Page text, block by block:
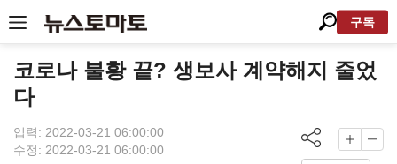
구독
코로나 불황 끝? 생보사 계약해지 줄었
다
입력: 2022-03-21 06:00:00
수정: 2022-03-21 06:00:00